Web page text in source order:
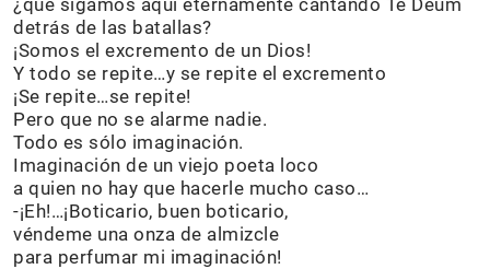
detrás de las batallas?
¡Somos el excremento de un Dios!
Y todo se repite…y se repite el excremento
¡Se repite…se repite!
Pero que no se alarme nadie.
Todo es sólo imaginación.
Imaginación de un viejo poeta loco
a quien no hay que hacerle mucho caso…
-¡Eh!…¡Boticario, buen boticario,
véndeme una onza de almizcle
para perfumar mi imaginación!